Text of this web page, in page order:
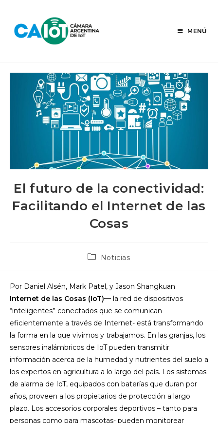
contenido
MENÚ
El futuro de la conectividad:
Facilitando el Internet de las
Cosas
Categoría
entrada:
Noticias
Por Daniel Alsén, Mark Patel, y Jason Shangkuan
Internet de las Cosas (IoT)— la red de dispositivos
“inteligentes” conectados que se comunican
eficientemente a través de Internet- está transformando
la forma en la que vivimos y trabajamos. En las granjas, los
sensores inalámbricos de IoT pueden transmitir
información acerca de la humedad y nutrientes del suelo a
los expertos en agricultura a lo largo del país. Los sistemas
de alarma de IoT, equipados con baterías que duran por
años, proveen a los propietarios de protección a largo
plazo. Los accesorios corporales deportivos – tanto para
personas como para mascotas- pueden monitorear